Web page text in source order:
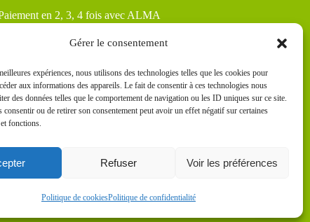
Gérer le consentement
expériences, nous utilisons des technologies telles que les cookies pour
aux informations des appareils. Le fait de consentir à ces technologies nous
des données telles que le comportement de navigation ou les ID uniques sur ce site.
consentir ou de retirer son consentement peut avoir un effet négatif sur certaines
fonctions.
Refuser Voir les préférences
Politique de cookiesPolitique de confidentialité
en 2, 3, 4 fois avec ALMA
FAQ Livraisons & Retours
de cookies
de confidentialité